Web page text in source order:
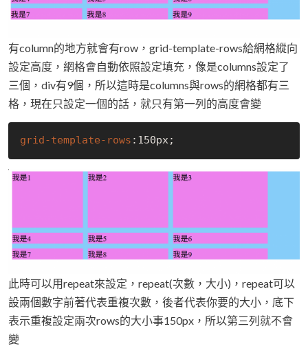
有column的地方就會有row，grid-template-rows給網格縱向
設定高度，網格會自動依照設定填充，像是columns設定了
三個，div有9個，所以這時是columns與rows的網格都有三
格，現在只設定一個的話，就只有第一列的高度會變
grid-template-rows :150px
此時可以用repeat來設定，repeat(次數，大小)，repeat可以
設兩個數字前著代表重複次數，後者代表你要的大小，底下
表示重複設定兩次rows的大小事150px，所以第三列就不會
變